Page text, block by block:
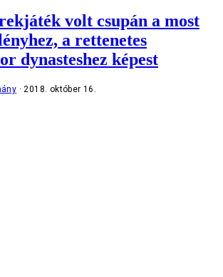
volt csupán a most
a rettenetes
dynasteshez képest
2018. október 16.